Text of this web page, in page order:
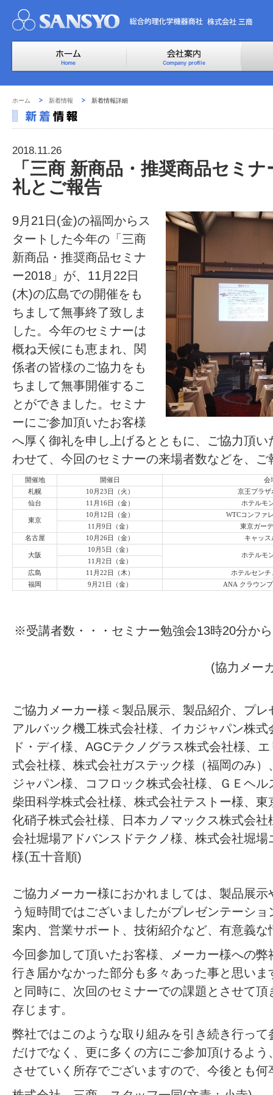
ホーム 新着情報 新着情報詳細
2018.11.26
「三商 新商品・推奨商品セミ
礼とご報告
9月21日(金)の福岡からス
タートした今年の「三商
新商品・推奨商品セミナ
ー2018」が、11月22日
(木)の広島での開催をも
ちまして無事終了致しま
した。今年のセミナーは
概ね天候にも恵まれ、関
係者の皆様のご協力をも
ちまして無事開催するこ
とができました。セミナ
ーにご参加頂いたお客様
へ厚く御礼を申し上げるとともに、ご協力頂
わせて、今回のセミナーの来場者数などを、
開催地 開催日
会
札幌
10月23日（火）
京王プラザ
仙台
11月16日（金） ホテルモ
東京
10月12日（金）
WTCコンファ
11月9日（金）
東京ガー
名古屋
10月26日（金） キャッス
大阪
10月5日（金）
ホテルモ
11月2日（金）
広島
11月22日（木）
ホテルセンチ
福岡
9月21日（金） ANA クラウン
※受講者数・・・セミナー勉強会13時20分か
(協力メー
ご協力メーカー様＜製品展示、製品紹介、プ
アルバック機工株式会社様、イカジャパン株
ド・デイ様、AGCテクノグラス株式会社様、
式会社様、株式会社ガステック様（福岡のみ
ジャパン様、コフロック株式会社様、ＧＥヘ
柴田科学株式会社様、株式会社テストー様、
化硝子株式会社様、日本カノマックス株式会
会社堀場アドバンスドテクノ様、株式会社堀
様(五十音順)
ご協力メーカー様におかれましては、製品展
う短時間ではございましたがプレゼンテーシ
案内、営業サポート、技術紹介など、有意義
今回参加して頂いたお客様、メーカー様への
行き届かなかった部分も多々あった事と思い
と同時に、次回のセミナーでの課題とさせて
存じます。
弊社ではこのような取り組みを引き続き行っ
だけでなく、更に多くの方にご参加頂けるよ
させていく所存でございますので、今後とも